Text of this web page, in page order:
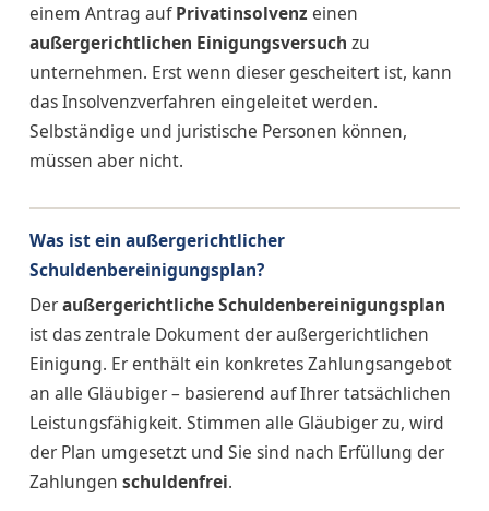
einem Antrag aufPrivatinsolvenz einen
außergerichtlichen Einigungsversuch zu
unternehmen. Erst wenn dieser gescheitert ist, kann
das Insolvenzverfahren eingeleitet werden.
Selbständige und juristische Personen können,
müssen aber nicht.
Was ist ein außergerichtlicher
Schuldenbereinigungsplan?
Deraußergerichtliche Schuldenbereinigungsplan
ist das zentrale Dokument der außergerichtlichen
Einigung. Er enthält ein konkretes Zahlungsangebot
an alle Gläubiger – basierend auf Ihrer tatsächlichen
Leistungsfähigkeit. Stimmen alle Gläubiger zu, wird
der Plan umgesetzt und Sie sind nach Erfüllung der
Zahlungen schuldenfrei.